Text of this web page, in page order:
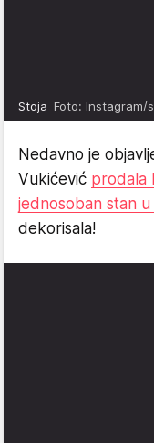
Stoja Foto: Instagram/
Nedavno je
Vukićević prodala
jednosoban stan
dekorisala!